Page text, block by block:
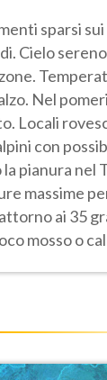
sparsi
Cielo
Nel
Locali
con
pianura nel
massime
ai 35
mosso o